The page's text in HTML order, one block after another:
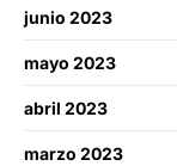
junio 2023
mayo 2023
abril 2023
marzo 2023